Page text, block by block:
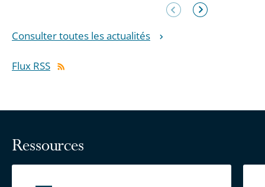
Consulter toutes les actualités
Flux RSS
Élément
précédent
Élément
suivant
Ressources